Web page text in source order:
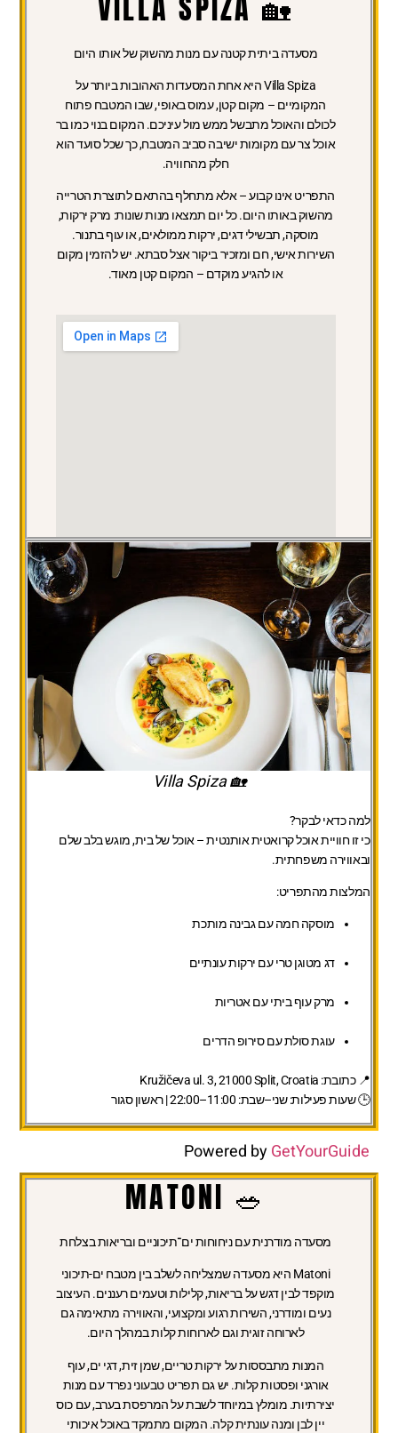
מסעדה ביתית קטנה עם מנות מהשוק של אותו היום
Villa Spiza היא אחת המסעדות האהובות ביותר על
המקומיים – מקום קטן, עמוס באופי, שבו המטבח פתוח
לכולם והאוכל מתבשל ממש מול עיניכם. המקום בנוי כמו בר
אוכל צר עם מקומות ישיבה סביב המטבח, כך שכל סועד הוא
חלק מהחוויה.
התפריט אינו קבוע – אלא מתחלף בהתאם לתוצרת הטרייה
מהשוק באותו היום. כל יום תמצאו מנות שונות: מרק ירקות,
מוסקה, תבשילי דגים, ירקות ממולאים, או עוף בתנור.
השירות אישי, חם ומזכיר ביקור אצל סבתא. יש להזמין מקום
או להגיע מוקדם – המקום קטן מאוד.
🏡 Villa Spiza
למה כדאי לבקר?
כי זו חוויית אוכל קרואטית אותנטית – אוכל של בית, מוגש בלב שלם
ובאווירה משפחתית.
המלצות מהתפריט:
מוסקה חמה עם גבינה מותכת
דג מטוגן טרי עם ירקות עונתיים
מרק עוף ביתי עם אטריות
עוגת סולת עם סירופ הדרים
📍 כתובת: Kružičeva ul. 3, 21000 Split, Croatia
🕒 שעות פעילות: שני–שבת: 11:00–22:00 | ראשון סגור
Powered byGetYourGuide
🥗 MATONI
מסעדה מודרנית עם ניחוחות ים־תיכוניים ובריאות בצלחת
Matoni היא מסעדה שמצליחה לשלב בין מטבח ים-תיכוני
מוקפד לבין דגש על בריאות, קלילות וטעמים רעננים. העיצוב
נעים ומודרני, השירות רגוע ומקצועי, והאווירה מתאימה גם
לארוחה זוגית וגם לארוחות קלות במהלך היום.
המנות מתבססות על ירקות טריים, שמן זית, דגי ים, עוף
אורגני ופסטות קלות. יש גם תפריט טבעוני נפרד עם מנות
יצירתיות. מומלץ במיוחד לשבת על המרפסת בערב, עם כוס
יין לבן ומנה עונתית קלה. המקום מתמקד באוכל איכותי